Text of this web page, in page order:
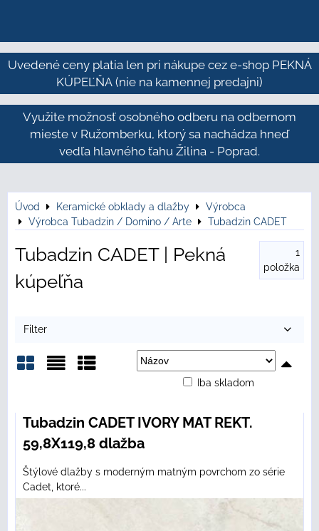
Uvedené ceny platia len pri nákupe cez e-shop PEKNÁ
KÚPEĽŇA (nie na kamennej predajni)
Využite možnosť osobného odberu na odbernom
mieste v Ružomberku, ktorý sa nachádza hneď
vedľa hlavného ťahu Žilina - Poprad.
Úvod Keramické obklady a dlažby
Výrobca
Výrobca Tubadzin / Domino / Arte
Tubadzin CADET
Tubadzin CADET | Pekná
kúpeľňa
1
položka
Filter
Iba skladom
Tubadzin CADET IVORY MAT REKT.
59,8X119,8 dlažba
Štýlové dlažby s moderným matným povrchom zo série
Cadet, ktoré...